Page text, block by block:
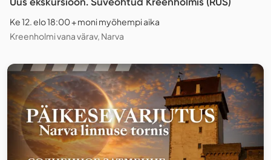
Ke 12. elo 18:00 + moni myöhempi aika
Kreenholmi vana värav, Narva